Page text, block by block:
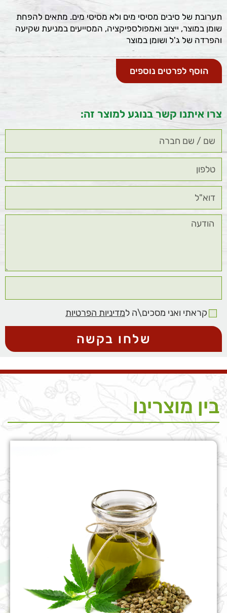
תערובת של סיבים מסיסי מים ולא מסיסי מים. מתאים להפחת
שומן במוצר, ייצוב ואמפולספיקציה, המסייעים במניעת שקיעה
והפרדה של ג'ל ושומן במוצר
הוסף לפרטים נוספים
צרו איתנו קשר בנוגע למוצר זה:
קראתי ואני מסכים\ה למדיניות הפרטיות
שלחו בקשה
בין מוצרינו